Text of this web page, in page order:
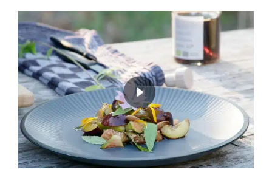
Fruitsalade met Walnocello
In de media Video